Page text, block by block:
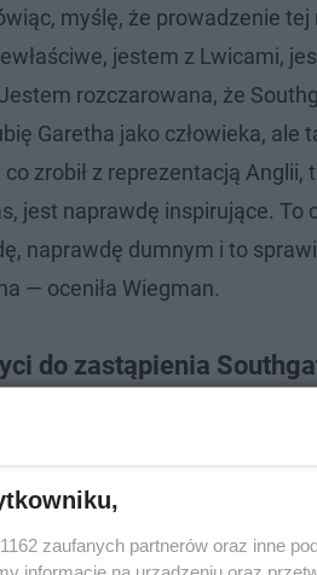
myślę, że prowadzenie
jestem z Lwicami,
rozczarowana, że
Garetha jako człowieka, ale
zrobił z reprezentacją Anglii,
jest naprawdę inspirujące. To
naprawdę dumnym i to
— oceniła Wiegman.
do zastąpienia
Newcastle Eddie Howe,
Anglii do lat 21, Lee Carsley.
Co ciekawe Holenderka
Mówi się także o Emmie
zaufanych partnerów oraz inne